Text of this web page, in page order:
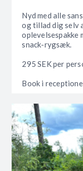
Nyd med alle
og tillad dig selv
oplevelsespakke
snack-rygsæk.
295 SEK per
Book i